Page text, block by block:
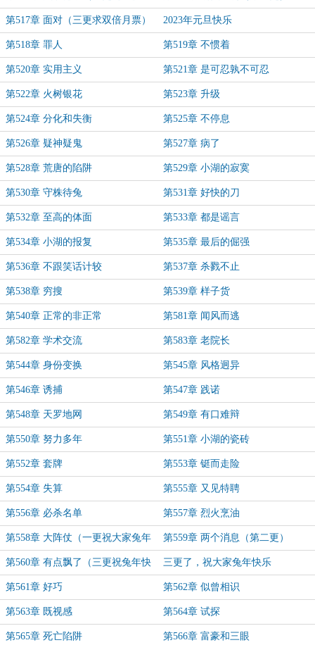
乐）
第517章 面对（三更求双倍月票） 2023年元旦快乐
第518章 罪人 第519章 不惯着
第520章 实用主义 第521章 是可忍孰不可忍
第522章 火树银花 第523章 升级
第524章 分化和失衡 第525章 不停息
第526章 疑神疑鬼 第527章 病了
第528章 荒唐的陷阱 第529章 小湖的寂寞
第530章 守株待兔 第531章 好快的刀
第532章 至高的体面 第533章 都是谣言
第534章 小湖的报复 第535章 最后的倔强
第536章 不跟笑话计较 第537章 杀戮不止
第538章 穷搜 第539章 样子货
第540章 正常的非正常 第581章 闻风而逃
第582章 学术交流 第583章 老院长
第544章 身份变换 第545章 风格迥异
第546章 诱捕 第547章 践诺
第548章 天罗地网 第549章 有口难辩
第550章 努力多年 第551章 小湖的瓷砖
第552章 套牌 第553章 铤而走险
第554章 失算 第555章 又见特聘
第556章 必杀名单 第557章 烈火烹油
第558章 大阵仗（一更祝大家兔年
快乐）
第559章 两个消息（第二更）
第560章 有点飘了（三更祝兔年快
乐）
三更了，祝大家兔年快乐
第561章 好巧 第562章 似曾相识
第563章 既视感 第564章 试探
第565章 死亡陷阱 第566章 富豪和三眼